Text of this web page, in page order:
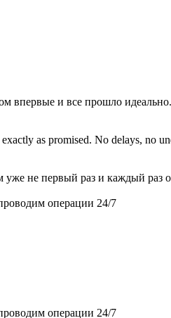
впервые и все прошло
as promised. No delays, no
не первый раз и каждый раз
операции 24/7
операции 24/7